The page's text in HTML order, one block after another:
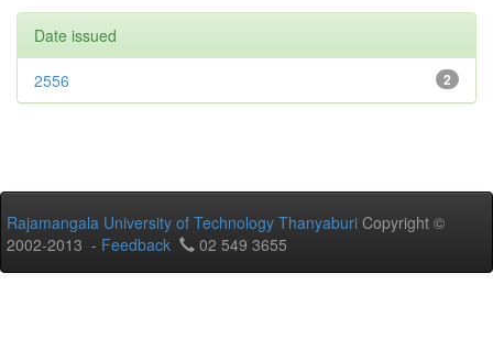
Date issued
2
2556
Rajamangala University of Technology Thanyaburi Copyright ©
2002-2013 - Feedback 02 549 3655